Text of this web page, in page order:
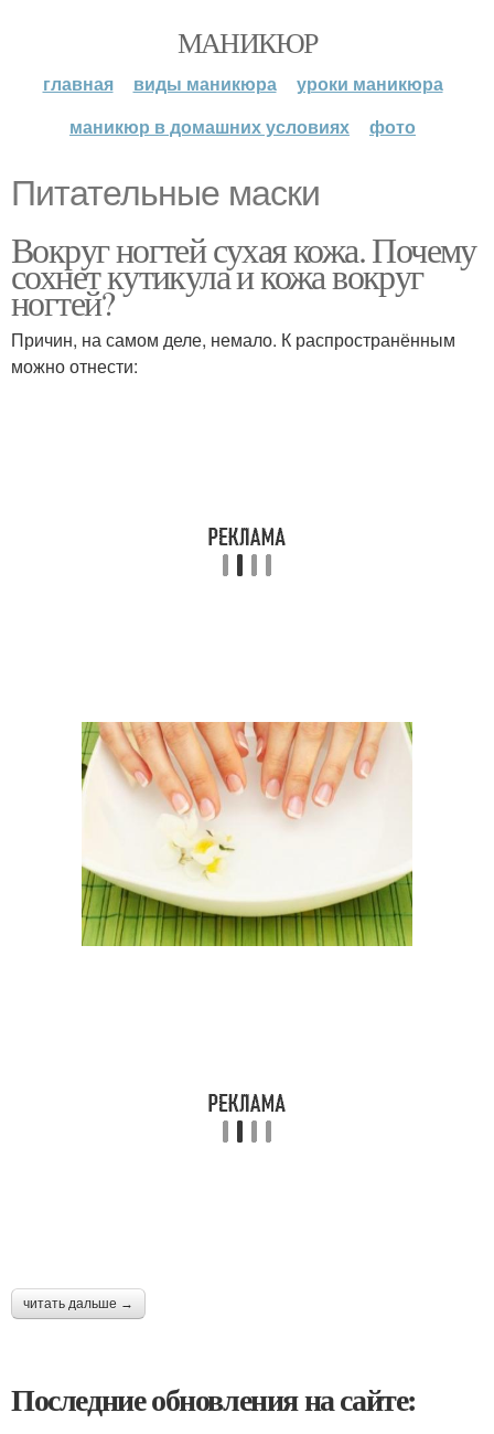
МАНИКЮР
главная виды маникюра
уроки маникюра
маникюр в домашних условиях
фото
Питательные маски
Вокруг ногтей сухая кожа. Почему
сохнет кутикула и кожа вокруг
ногтей?
Причин, на самом деле, немало. К распространённым
можно отнести:
читать дальше →
Последние обновления на сайте: